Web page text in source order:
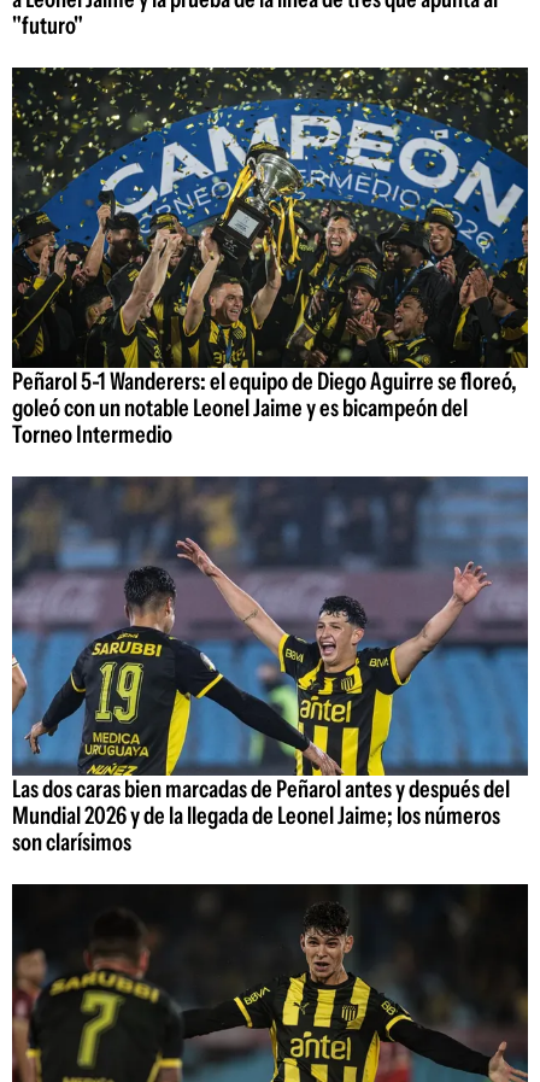
"futuro"
Peñarol 5-1 Wanderers: el equipo de Diego Aguirre se floreó,
goleó con un notable Leonel Jaime y es bicampeón del
Torneo Intermedio
Las dos caras bien marcadas de Peñarol antes y después del
Mundial 2026 y de la llegada de Leonel Jaime; los números
son clarísimos